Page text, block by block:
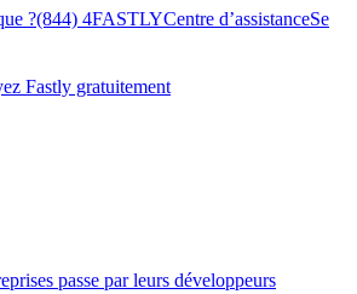
?(844) 4FASTLYCentre d’assistanceSe
Fastly gratuitement
passe par leurs développeurs